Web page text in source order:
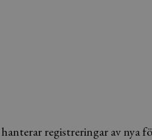
registreringar av nya